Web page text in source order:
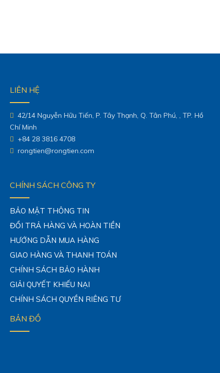
LIÊN HỆ
42/14 Nguyễn Hữu Tiến, P. Tây Thạnh, Q. Tân Phú, , TP. Hồ
Chí Minh
+84 28 3816 4708
rongtien@rongtien.com
CHÍNH SÁCH CÔNG TY
BẢO MẬT THÔNG TIN
ĐỔI TRẢ HÀNG VÀ HOÀN TIỀN
HƯỚNG DẪN MUA HÀNG
GIAO HÀNG VÀ THANH TOÁN
CHÍNH SÁCH BẢO HÀNH
GIẢI QUYẾT KHIẾU NẠI
CHÍNH SÁCH QUYỀN RIÊNG TƯ
BẢN ĐỒ